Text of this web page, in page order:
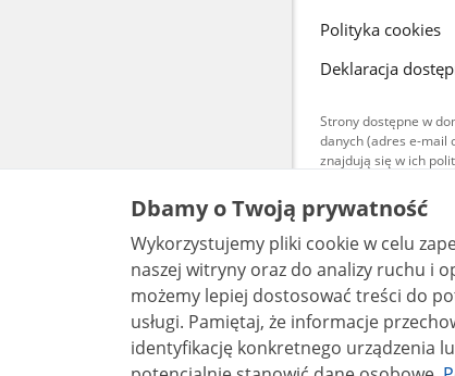
gov.pl
Polityka cookies
Deklaracja
Strony dostępne w
danych (adres e-mail
znajdują się w ich
Treści
są
bez
Dbamy o Twoją prywatność
Wykorzystujemy pliki cookie w celu
naszej witryny oraz do analizy ruchu i
możemy lepiej dostosować treści do
usługi. Pamiętaj, że informacje przechowywane w plikach cookie mogą pozwalać na
identyfikację konkretnego urządzenia